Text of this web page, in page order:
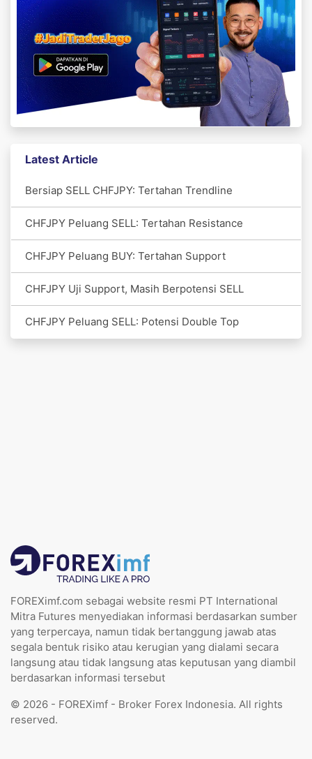
Latest Article
Bersiap SELL CHFJPY: Tertahan Trendline
CHFJPY Peluang SELL: Tertahan Resistance
CHFJPY Peluang BUY: Tertahan Support
CHFJPY Uji Support, Masih Berpotensi SELL
CHFJPY Peluang SELL: Potensi Double Top
FOREXimf.com sebagai website resmi PT International
Mitra Futures menyediakan informasi berdasarkan sumber
yang terpercaya, namun tidak bertanggung jawab atas
segala bentuk risiko atau kerugian yang dialami secara
langsung atau tidak langsung atas keputusan yang diambil
berdasarkan informasi tersebut
© 2026 - FOREXimf - Broker Forex Indonesia. All rights
reserved.